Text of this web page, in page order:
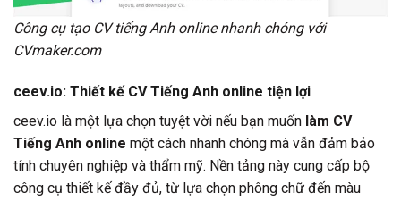
Công cụ tạo CV tiếng Anh online nhanh chóng với
CVmaker.com
ceev.io: Thiết kế CV Tiếng Anh online tiện lợi
ceev.io là một lựa chọn tuyệt vời nếu bạn muốn làm CV
Tiếng Anh online một cách nhanh chóng mà vẫn đảm bảo
tính chuyên nghiệp và thẩm mỹ. Nền tảng này cung cấp bộ
công cụ thiết kế đầy đủ, từ lựa chọn phông chữ đến màu